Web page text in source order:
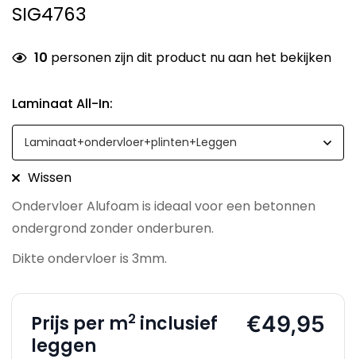
SIG4763
10 personen zijn dit product nu aan het bekijken
Laminaat All-In:
Wissen
Ondervloer Alufoam is ideaal voor een betonnen
ondergrond zonder onderburen.
Dikte ondervloer is 3mm.
Prijs per m2 inclusief
leggen
€49,95